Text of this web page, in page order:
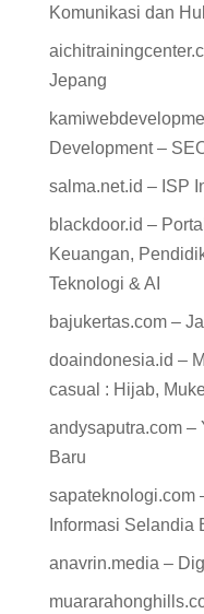
Komunikasi dan
Jepang
Development –
salma.net.id – ISP
blackdoor.id –
Keuangan,
Teknologi & AI
bajukertas.com –
doaindonesia.id –
casual : Hijab,
andysaputra.com –
Baru
sapateknologi.com
Informasi Selandia
anavrin.media –